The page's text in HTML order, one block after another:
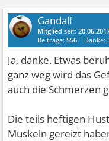
Gandalf
Mitglied seit:
Beiträge:556 Danke:
Ja, danke. Etwas
ganz weg wird das
auch die Schmerzen
Die teils heftigen
Muskeln gereizt